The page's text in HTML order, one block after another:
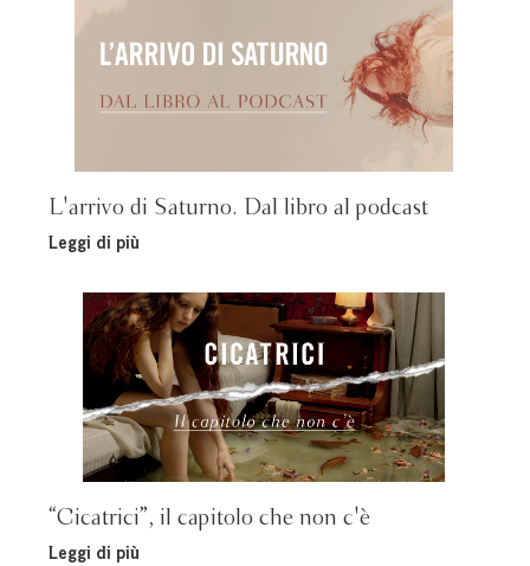
L'arrivo di Saturno. Dal libro al podcast
Leggi di più
“Cicatrici”, il capitolo che non c'è
Leggi di più